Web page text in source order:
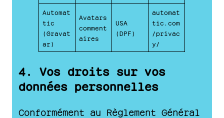
Automat
tic
(Gravat
ar)
Avatars
comment
aires
USA
(DPF)
automat
tic.com
/privac
y/
4. Vos droits sur vos
données personnelles
Conformément au Règlement Général